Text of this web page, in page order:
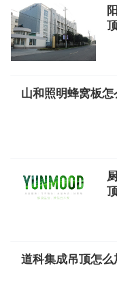
山和照明蜂窝板怎
道科集成吊顶怎